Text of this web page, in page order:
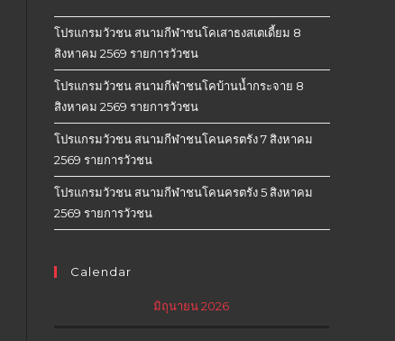
โปรแกรมวัวชน สนามกีฬาชนโคเสาธงสเตเดี้ยม 8
สิงหาคม 2569 รายการวัวชน
โปรแกรมวัวชน สนามกีฬาชนโคบ้านน้ำกระจาย 8
สิงหาคม 2569 รายการวัวชน
โปรแกรมวัวชน สนามกีฬาชนโคนครตรัง 7 สิงหาคม
2569 รายการวัวชน
โปรแกรมวัวชน สนามกีฬาชนโคนครตรัง 5 สิงหาคม
2569 รายการวัวชน
Calendar
มิถุนายน 2026